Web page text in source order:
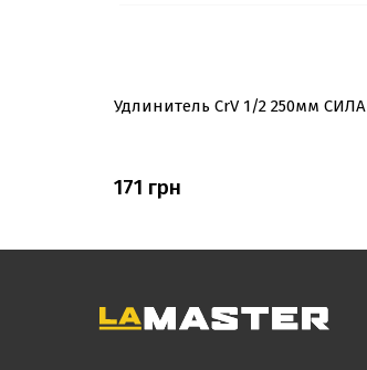
Удлинитель CrV 1/2 250мм СИЛА
171 грн